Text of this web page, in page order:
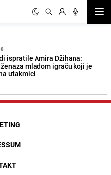
ispratile Amira Džihana:
mladom igraču koji je
utakmici